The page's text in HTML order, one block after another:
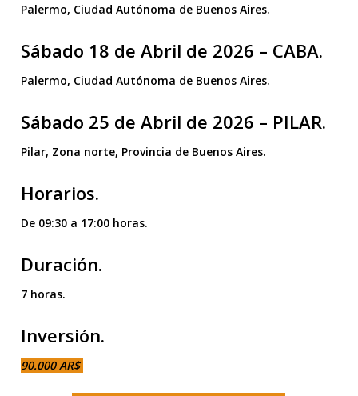
Palermo, Ciudad Autónoma de Buenos Aires.
Sábado 18 de Abril de 2026 – CABA.
Palermo, Ciudad Autónoma de Buenos Aires.
Sábado 25 de Abril de 2026 – PILAR.
Pilar, Zona norte, Provincia de Buenos Aires.
Horarios.
De 09:30 a 17:00 horas.
Duración.
7 horas.
Inversión.
90.000 AR$